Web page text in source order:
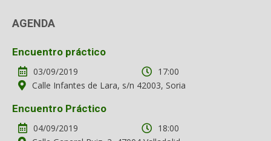
AGENDA
Encuentro práctico
03/09/2019
17:00
Calle Infantes de Lara, s/n 42003, Soria
Encuentro Práctico
04/09/2019
18:00